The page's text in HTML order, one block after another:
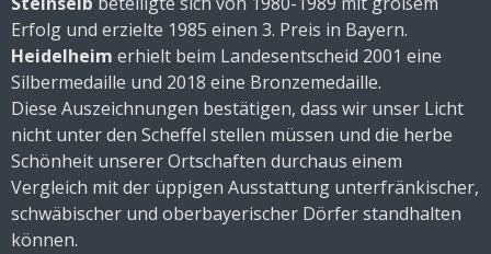
Erfolg und erzielte 1985 einen 3. Preis in Bayern.
Heidelheim erhielt beim Landesentscheid 2001 eine
Silbermedaille und 2018 eine Bronzemedaille.
Diese Auszeichnungen bestätigen, dass wir unser Licht
nicht unter den Scheffel stellen müssen und die herbe
Schönheit unserer Ortschaften durchaus einem
Vergleich mit der üppigen Ausstattung unterfränkischer,
schwäbischer und oberbayerischer Dörfer standhalten
können.